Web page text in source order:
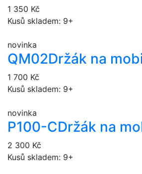
1 350 Kč
Kusů skladem: 9+
novinka
QM02Držák na
1 700 Kč
Kusů skladem: 9+
novinka
P100-CDržák na
2 300 Kč
Kusů skladem: 9+